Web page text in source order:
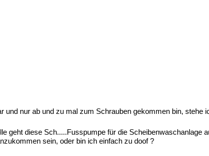
und nur ab und zu mal zum Schrauben gekommen bin,
geht diese Sch.....Fusspumpe für die Scheibenwaschanlage
sein, oder bin ich einfach zu doof ?